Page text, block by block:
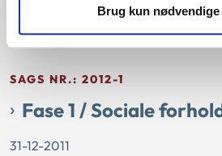
Brug kun
afgørelse var begrundet i en
ressourcer.
SAGS NR.: 2012-1
Fase 1 / Sociale
31-12-2011